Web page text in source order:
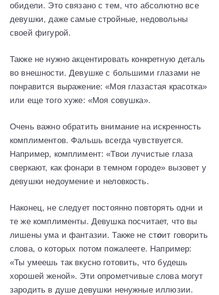
обидели. Это связано с тем, что абсолютно все
девушки, даже самые стройные, недовольны
своей фигурой.
Также не нужно акцентировать конкретную деталь
во внешности. Девушке с большими глазами не
понравится выражение: «Моя глазастая красотка»
или еще того хуже: «Моя совушка».
Очень важно обратить внимание на искренность
комплиментов. Фальшь всегда чувствуется.
Например, комплимент: «Твои лучистые глаза
сверкают, как фонари в темном городе» вызовет у
девушки недоумение и неловкость.
Наконец, не следует постоянно повторять одни и
те же комплименты. Девушка посчитает, что вы
лишены ума и фантазии. Также не стоит говорить
слова, о которых потом пожалеете. Например:
«Ты умеешь так вкусно готовить, что будешь
хорошей женой». Эти опрометчивые слова могут
зародить в душе девушки ненужные иллюзии.